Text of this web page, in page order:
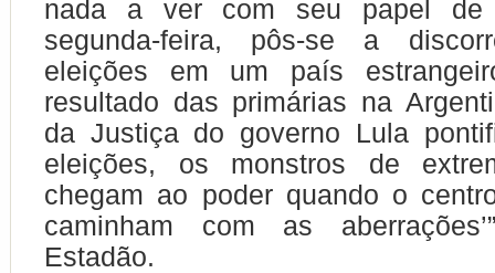
nada a ver com seu papel de
segunda-feira, pôs-se a
eleições em um país
resultado das primárias na
da Justiça do governo Lula
eleições, os monstros de
chegam ao poder quando o
caminham com as
Estadão.